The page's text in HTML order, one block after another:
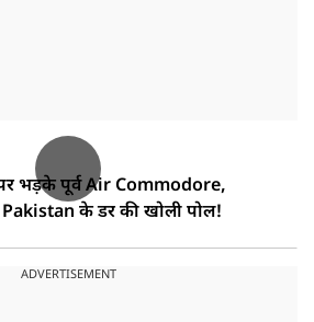
पर भड़के पूर्व Air Commodore,
के डर की खोली पोल!
ADVERTISEMENT